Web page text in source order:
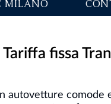
MILANO
fissa
autovetture comode